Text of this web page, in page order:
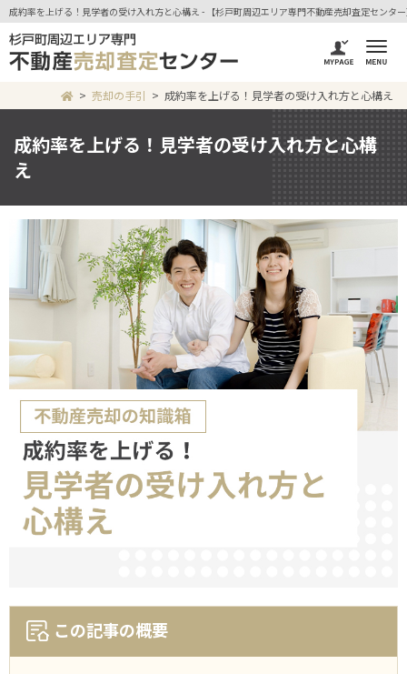
成約率を上げる！見学者の受け入れ方と心構え - 【杉戸町周辺エリア専門不動産売却査定センタ
売却の手引 成約率を上げる！見学者の受け入れ方と心構え
成約率を上げる！見学者の受け入れ方と心構
え
この記事の概要